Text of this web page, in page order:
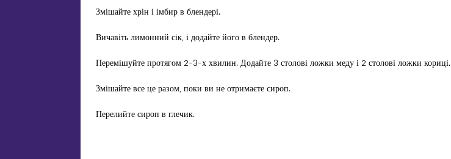
Змішайте хрін і імбир в блендері.
Вичавіть лимонний сік, і додайте його в блендер.
Перемішуйте протягом 2-3-х хвилин. Додайте 3 столові ложки меду і 2 столові ложки кориці.
Змішайте все це разом, поки ви не отримаєте сироп.
Перелийте сироп в глечик.